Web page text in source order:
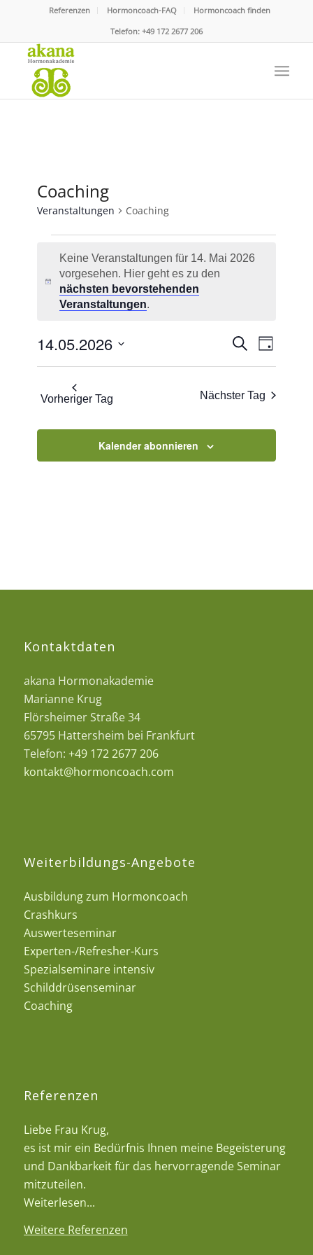
Referenzen Hormoncoach-FAQ
Hormoncoach finden
Telefon: +49 172 2677 206
Coaching
Veranstaltungen Coaching
14.
Mai
Hinweis
Keine Veranstaltungen für 14. Mai 2026
vorgesehen. Hier geht es zu den
nächsten bevorstehenden
Veranstaltungen.
Suche
und
Ansichten,
Navigation
SucheTag
14.05.2026
Datum
wählen.
Vorheriger Tag Nächster Tag
Kalender abonnieren
Kontaktdaten
akana Hormonakademie
Marianne Krug
Flörsheimer Straße 34
65795 Hattersheim bei Frankfurt
Telefon: +49 172 2677 206
kontakt@hormoncoach.com
Weiterbildungs-Angebote
Ausbildung zum Hormoncoach
Crashkurs
Auswerteseminar
Experten-/Refresher-Kurs
Spezialseminare intensiv
Schilddrüsenseminar
Coaching
Referenzen
Liebe Frau Krug,
es ist mir ein Bedürfnis Ihnen meine Begeisterung
und Dankbarkeit für das hervorragende Seminar
mitzuteilen.
Weiterlesen...
Weitere Referenzen